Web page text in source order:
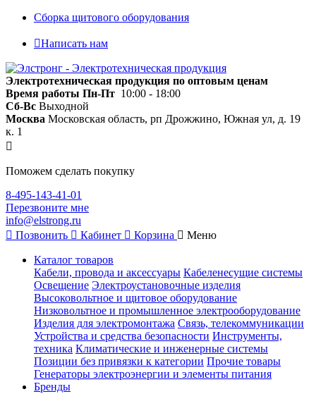
Сборка щитового оборудования
Написать нам
Электротехническая продукция по оптовым ценам
Время работы Пн-Пт 10:00 - 18:00
Сб-Вс Выходной
Москва Московская область, рп Дрожжино, Южная ул, д. 19
к. 1
Поможем сделать покупку
8-495-143-41-01
Перезвоните мне
info@elstrong.ru
Позвонить
Кабинет Корзина Меню
Каталог товаров
Кабели, провода и аксессуары Кабеленесущие системы
Освещение Электроустановочные изделия
Высоковольтное и щитовое оборудование
Низковольтное и промышленное электрооборудование
Изделия для электромонтажа Связь, телекоммуникации
Устройства и средства безопасности Инструменты,
техника Климатические и инженерные системы
Позиции без привязки к категории Прочие товары
Генераторы электроэнергии и элементы питания
Бренды